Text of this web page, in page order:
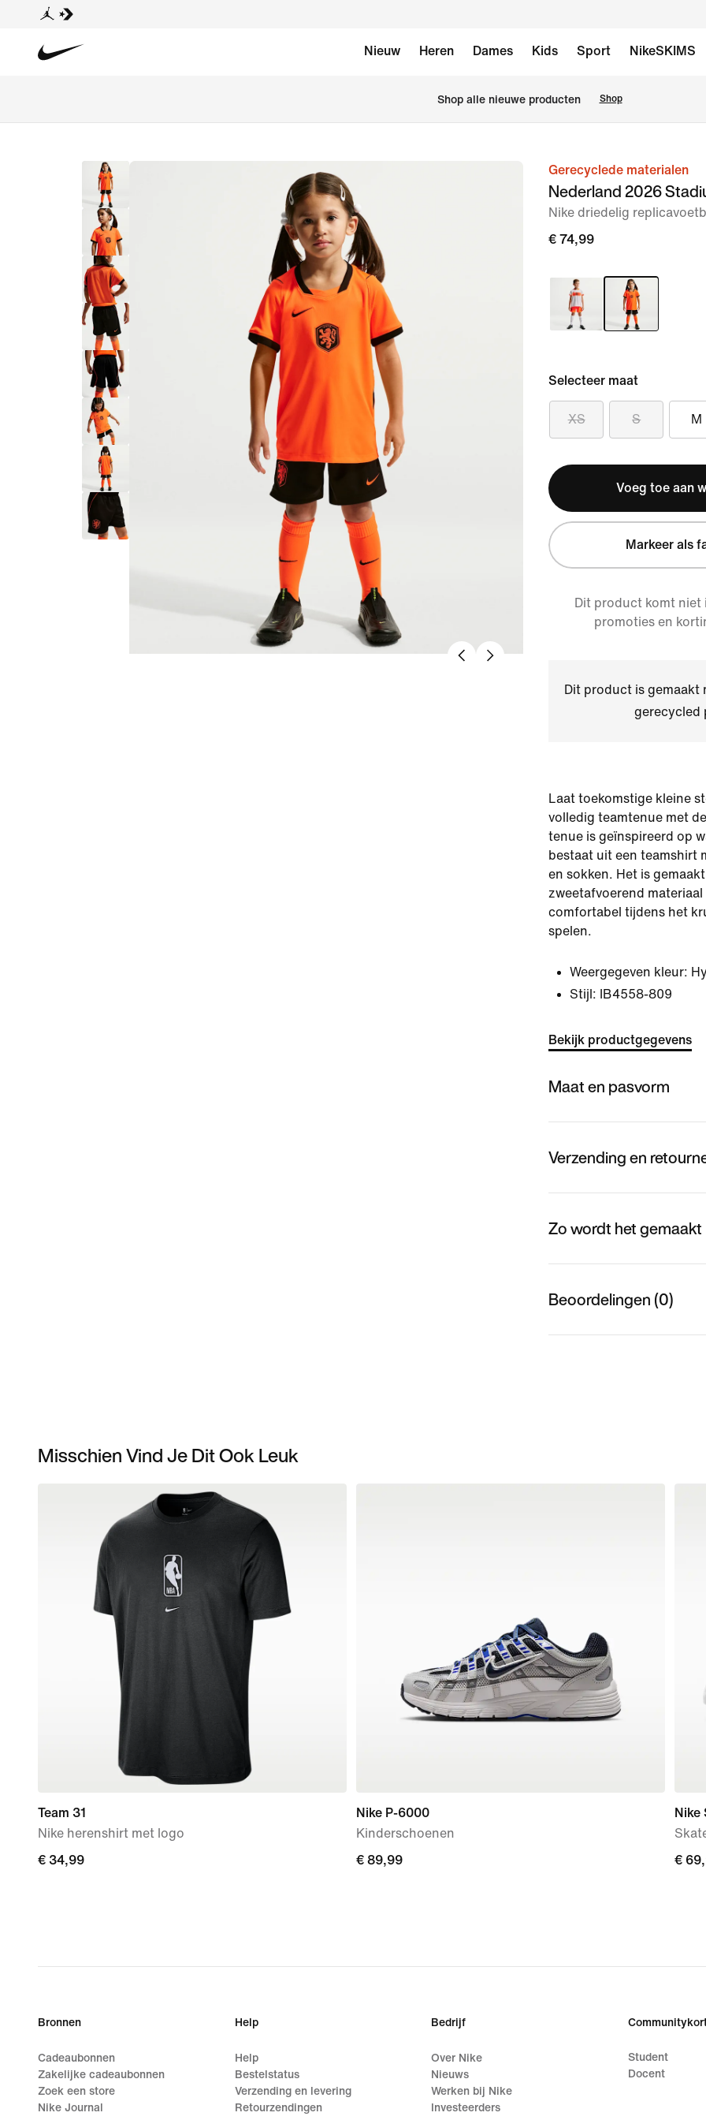
Nieuw Heren Dames Kids Sport NikeSKIMS
Shop alle nieuwe producten Shop
afbeelding
Gerecyclede materialen
Nederland 2026
Nike driedelig
€ 74,99
Selecteer maat
XS S M
Voeg toe aan
Markeer als
Dit product komt niet
promoties en
Dit product is gemaakt
gerecycled
Laat toekomstige kleine
volledig teamtenue met
tenue is geïnspireerd op
bestaat uit een teamshirt
en sokken. Het is
zweetafvoerend
comfortabel tijdens het
spelen.
Weergegeven kleur:
Stijl:
IB4558-809
Bekijk productgegevens
Maat en pasvorm
Verzending en
Zo wordt het gemaakt
Beoordelingen (0)
Misschien Vind Je Dit Ook Leuk
Team 31
Nike herenshirt met logo
€ 34,99
€ 34,99
Nike P-6000
Kinderschoenen
€ 89,99
€ 89,99
Nike
€
€
Bronnen
Cadeaubonnen
Zakelijke cadeaubonnen
Zoek een store
Nike Journal
Help
Help
Bestelstatus
Verzending en levering
Retourzendingen
Bedrijf
Over Nike
Nieuws
Werken bij Nike
Investeerders
Student
Docent